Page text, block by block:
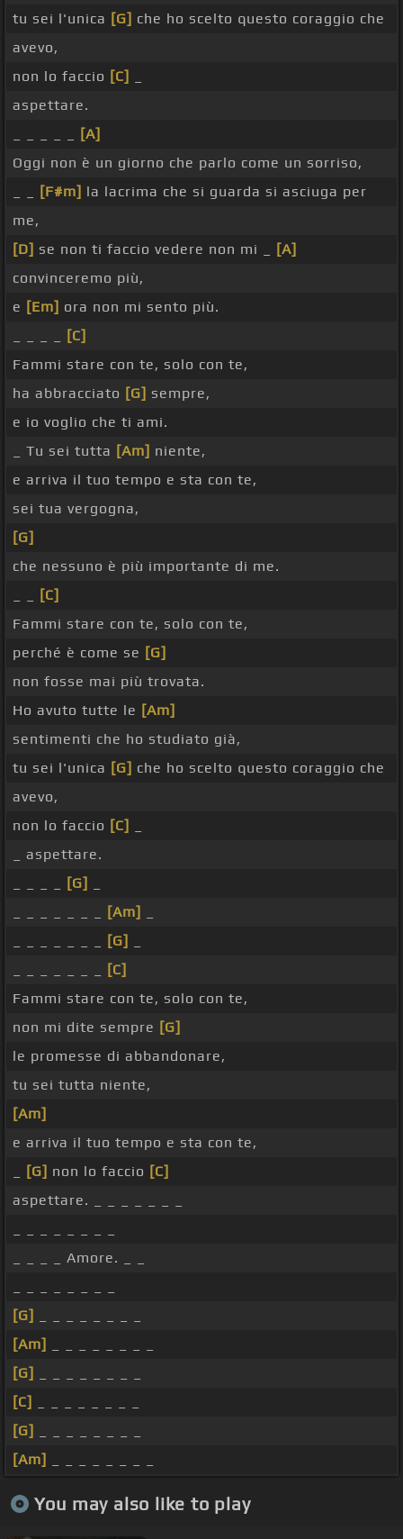
tu sei l'unica [G] che ho scelto questo coraggio che
avevo,
non lo faccio [C]
aspettare.
[A]
Oggi non è un giorno che parlo come un sorriso,
[F#m] la lacrima che si guarda si asciuga per
me,
[D] se non ti faccio vedere non mi _
[A]
convinceremo più,
e [Em] ora non mi sento più.
[C]
Fammi stare con te, solo con te,
ha abbracciato [G] sempre,
e io voglio che ti ami.
_ Tu sei tutta [Am] niente,
e arriva il tuo tempo e sta con te,
sei tua vergogna,
[G]
che nessuno è più importante di me.
[C]
Fammi stare con te, solo con te,
perché è come se [G]
non fosse mai più trovata.
Ho avuto tutte le [Am]
sentimenti che ho studiato già,
tu sei l'unica [G] che ho scelto questo coraggio che
avevo,
non lo faccio [C]
_ aspettare.
[G]
[Am]
[G]
[C]
Fammi stare con te, solo con te,
non mi dite sempre [G]
le promesse di abbandonare,
tu sei tutta niente,
[Am]
e arriva il tuo tempo e sta con te,
[G] non lo faccio [C]
aspettare. _ _ _ _ _ _ _
_ _ _ _ Amore. _ _
[G]
[Am]
[G]
[C]
[G]
[Am]
You may also like to play